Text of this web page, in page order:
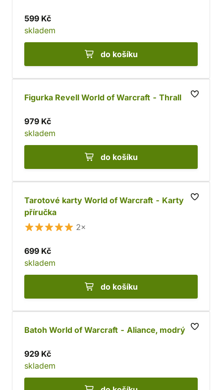
599 Kč
skladem
do košíku
Figurka Revell World of Warcraft - Thrall
979 Kč
skladem
do košíku
Tarotové karty World of Warcraft - Karty a
příručka
2×
699 Kč
skladem
do košíku
Batoh World of Warcraft - Aliance, modrý
929 Kč
skladem